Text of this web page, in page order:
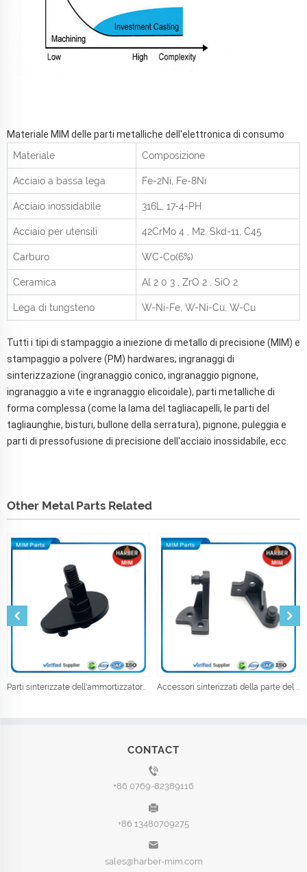
Materiale MIM delle parti metalliche dell'elettronica di consumo
Materiale
Composizione
Acciaio a bassa lega Fe-2Ni, Fe-8Ni
Acciaio inossidabile 316L, 17-4-PH
Acciaio per utensili 42CrMo 4 , M2, Skd-11, C45
Carburo WC-Co(6%)
Ceramica Al 2 0 3 , ZrO 2 , SiO 2
Lega di tungsteno W-Ni-Fe, W-Ni-Cu, W-Cu
Tutti i tipi di stampaggio a iniezione di metallo di precisione (MIM) e
stampaggio a polvere (PM) hardwares; ingranaggi di
sinterizzazione (ingranaggio conico, ingranaggio pignone,
ingranaggio a vite e ingranaggio elicoidale), parti metalliche di
forma complessa (come la lama del tagliacapelli, le parti del
tagliaunghie, bisturi, bullone della serratura), pignone, puleggia e
parti di pressofusione di precisione dell'acciaio inossidabile, ecc.
Other Metal Parts Related
Parti sinterizzate dell'ammortizzatore del metallo della metallurgia della polvere Accessori sinterizzati della parte del meccanismo dell'automobile elettrica dell'iniezione della polvere
CONTACT
+86 0769-82389116
+86 13480709275
sales@harber-mim.com